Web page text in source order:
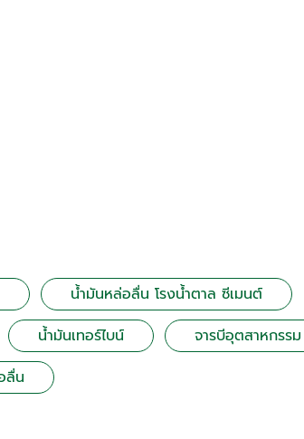
น้ำมันหล่อลื่น โรงน้ำตาล ซีเมนต์
น้ำมันเทอร์ไบน์
จารบีอุตสาหกรรม
ลื่น